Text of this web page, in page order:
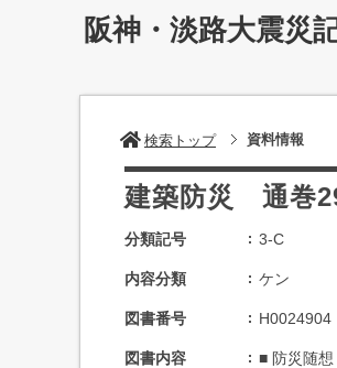
阪神・淡路大震災
検索トップ 資料情報
建築防災 通巻
分類記号 3-C
内容分類 ケン
図書番号 H0024904
図書内容
■ 防災随想